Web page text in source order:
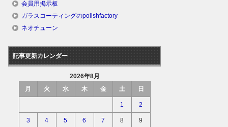
会員用掲示板
ガラスコーティングのpolishfactory
ネオチューン
記事更新カレンダー
2026年8月
月
火 水 木 金 土 日
1 2
3 4 5 6 7 8 9